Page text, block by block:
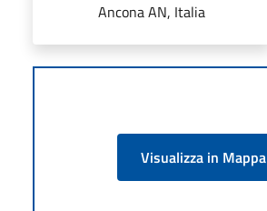
Ancona AN, Italia
Visualizza in Mappa